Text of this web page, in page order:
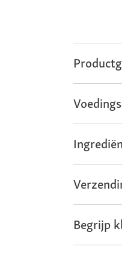
Begrijp